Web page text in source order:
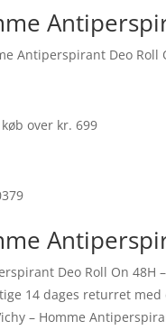
Antiperspirant Deo Roll
over kr. 699
Deo Roll On
14 dages returret
– Homme